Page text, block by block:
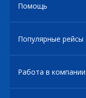
Помощь
Популярные рейсы
Работа в компании